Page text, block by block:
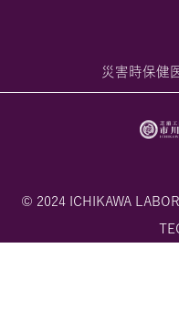
災害時保健
© 2024 ICHIKAWA